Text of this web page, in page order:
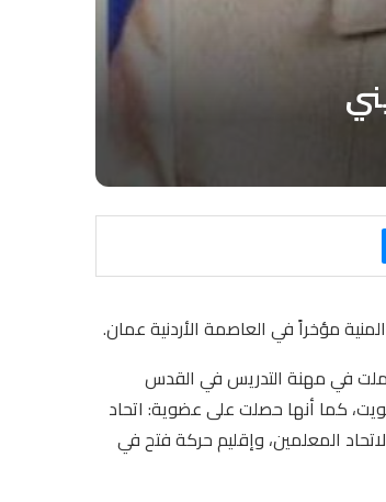
مؤخراً في العاصمة الأردنية عمان.
عملت في مهنة التدريس في القدس
كما أنها حصلت على عضوية: اتحاد
المعلمين، وإقليم حركة فتح في